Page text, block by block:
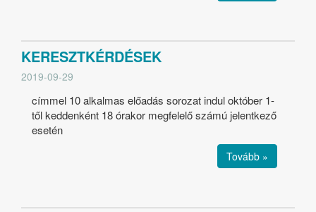
KERESZTKÉRDÉSEK
2019-09-29
címmel 10 alkalmas előadás sorozat indul október 1-
től keddenként 18 órakor megfelelő számú jelentkező
esetén
Tovább »